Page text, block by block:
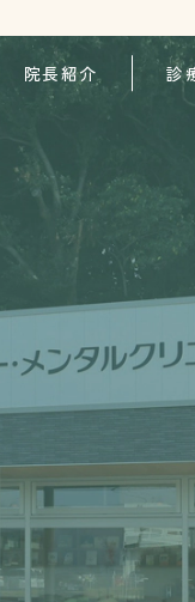
院長紹介 診